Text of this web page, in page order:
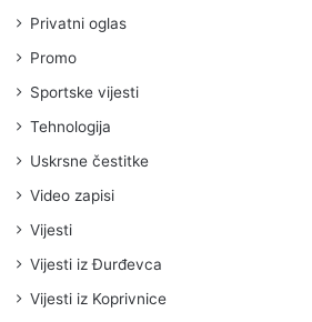
Privatni oglas
Promo
Sportske vijesti
Tehnologija
Uskrsne čestitke
Video zapisi
Vijesti
Vijesti iz Đurđevca
Vijesti iz Koprivnice